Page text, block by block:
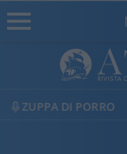
ECONOMIA